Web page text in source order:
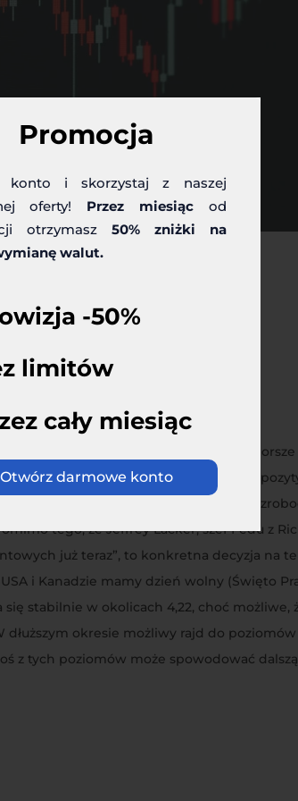
po
Zjednoczonych. Dane okazały się
tys. Rynek jednak odebrał te dane
z 0,2% do 0,3% i spadku stopy
tego, że Jeffrey Lacker, szef Fedu z
już teraz”, to konkretna decyzja na
i Kanadzie mamy dzień wolny (Święto
stabilnie w okolicach 4,22, choć możliwe,
okresie możliwy rajd do poziomów
z tych poziomów może spowodować
Promocja
konto i skorzystaj z naszej
oferty! Przez miesiącod
otrzymasz 50% zniżki na
walut.
-50%
limitów
cały miesiąc
Otwórz darmowe konto